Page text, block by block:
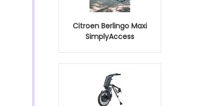
Citroen Berlingo Maxi
SimplyAccess